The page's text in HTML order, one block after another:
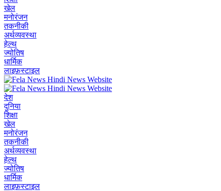
खेल
मनोरंजन
तकनीकी
अर्थव्यवस्था
हेल्थ
ज्योतिष
धार्मिक
लाइफ़स्टाइल
देश
दुनिया
शिक्षा
खेल
मनोरंजन
तकनीकी
अर्थव्यवस्था
हेल्थ
ज्योतिष
धार्मिक
लाइफ़स्टाइल